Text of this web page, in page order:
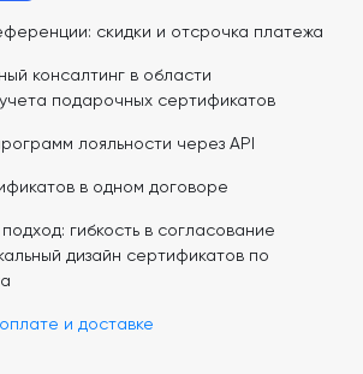
скидки и отсрочка платежа
консалтинг в области
подарочных сертификатов
лояльности через API
в одном договоре
гибкость в согласование
дизайн сертификатов по
и доставке